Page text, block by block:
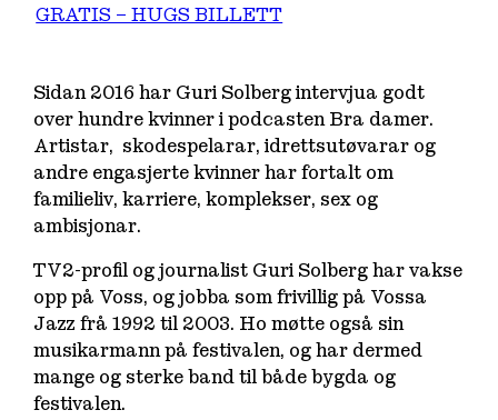
GRATIS – HUGS BILLETT
Sidan 2016 har Guri Solberg intervjua godt
over hundre kvinner i podcasten Bra damer.
Artistar, skodespelarar, idrettsutøvarar og
andre engasjerte kvinner har fortalt om
familieliv, karriere, komplekser, sex og
ambisjonar.
TV2-profil og journalist Guri Solberg har vakse
opp på Voss, og jobba som frivillig på Vossa
Jazz frå 1992 til 2003. Ho møtte også sin
musikarmann på festivalen, og har dermed
mange og sterke band til både bygda og
festivalen.